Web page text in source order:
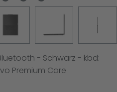
Bluetooth - Schwarz - kbd:
Premium Care